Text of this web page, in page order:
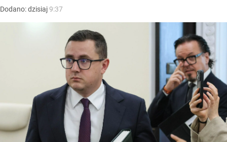
Dodano:dzisiaj9:37